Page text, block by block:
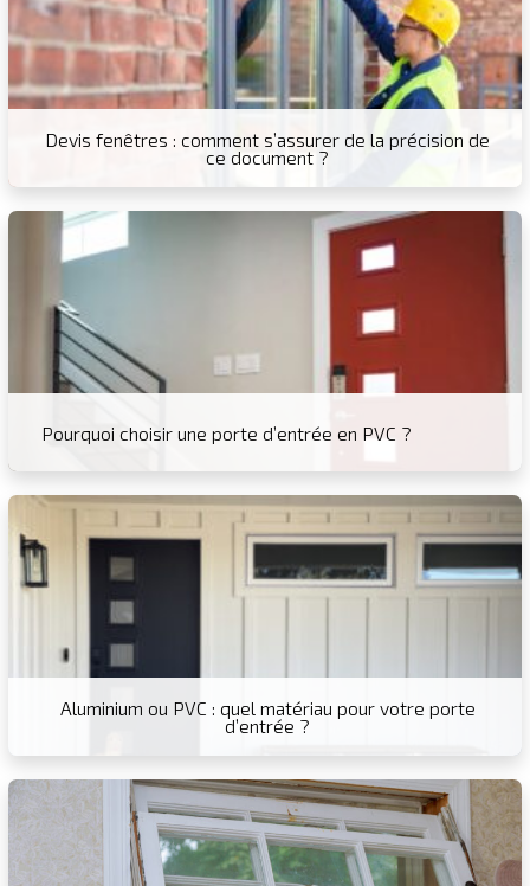
Devis fenêtres : comment s’assurer de la précision de
ce document ?
Pourquoi choisir une porte d’entrée en PVC ?
Aluminium ou PVC : quel matériau pour votre porte
d’entrée ?